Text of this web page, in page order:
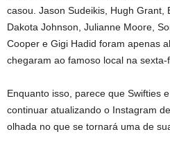
casou. Jason Sudeikis, Hugh Grant,
Dakota Johnson, Julianne Moore,
Cooper e Gigi Hadid foram apenas
chegaram ao famoso local na sexta-
Enquanto isso, parece que Swifties
continuar atualizando o Instagram
olhada no que se tornará uma de